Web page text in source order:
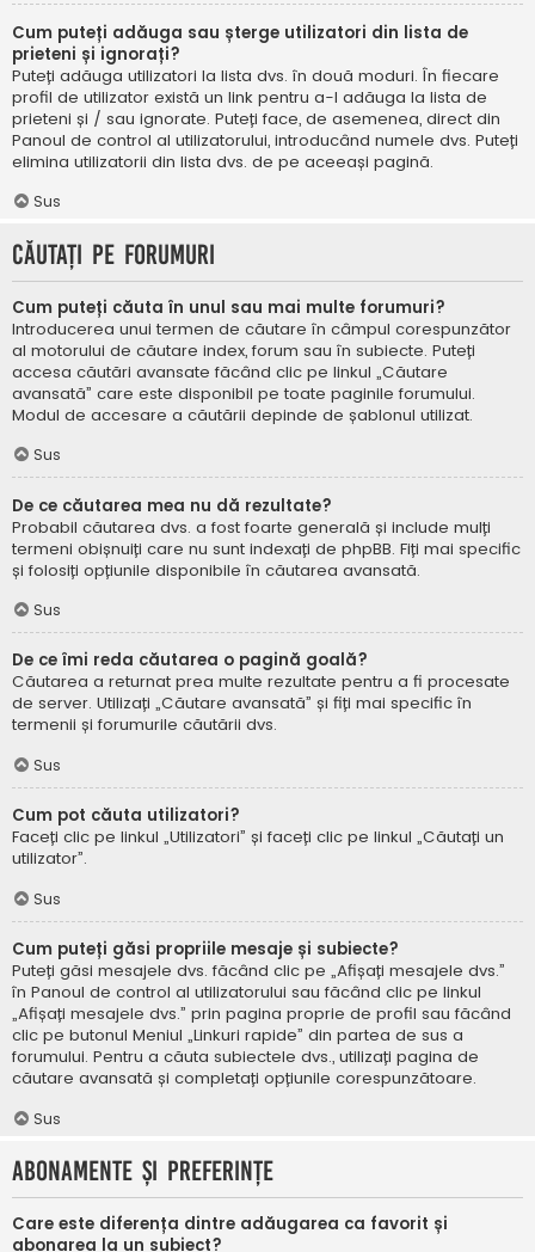
Cum puteți adăuga sau șterge utilizatori din lista de
prieteni și ignorați?
Puteți adăuga utilizatori la lista dvs. în două moduri. În fiecare
profil de utilizator există un link pentru a-l adăuga la lista de
prieteni și / sau ignorate. Puteți face, de asemenea, direct din
Panoul de control al utilizatorului, introducând numele dvs. Puteți
elimina utilizatorii din lista dvs. de pe aceeași pagină.
Sus
Căutați pe forumuri
Cum puteți căuta în unul sau mai multe forumuri?
Introducerea unui termen de căutare în câmpul corespunzător
al motorului de căutare index, forum sau în subiecte. Puteți
accesa căutări avansate făcând clic pe linkul „Căutare
avansată” care este disponibil pe toate paginile forumului.
Modul de accesare a căutării depinde de șablonul utilizat.
Sus
De ce căutarea mea nu dă rezultate?
Probabil căutarea dvs. a fost foarte generală și include mulți
termeni obișnuiți care nu sunt indexați de phpBB. Fiți mai specific
și folosiți opțiunile disponibile în căutarea avansată.
Sus
De ce îmi reda căutarea o pagină goală?
Căutarea a returnat prea multe rezultate pentru a fi procesate
de server. Utilizați „Căutare avansată” și fiți mai specific în
termenii și forumurile căutării dvs.
Sus
Cum pot căuta utilizatori?
Faceți clic pe linkul „Utilizatori” și faceți clic pe linkul „Căutați un
utilizator”.
Sus
Cum puteți găsi propriile mesaje și subiecte?
Puteți găsi mesajele dvs. făcând clic pe „Afișați mesajele dvs.”
în Panoul de control al utilizatorului sau făcând clic pe linkul
„Afișați mesajele dvs.” prin pagina proprie de profil sau făcând
clic pe butonul Meniul „Linkuri rapide” din partea de sus a
forumului. Pentru a căuta subiectele dvs., utilizați pagina de
căutare avansată și completați opțiunile corespunzătoare.
Sus
Abonamente și Preferințe
Care este diferența dintre adăugarea ca favorit și
abonarea la un subiect?